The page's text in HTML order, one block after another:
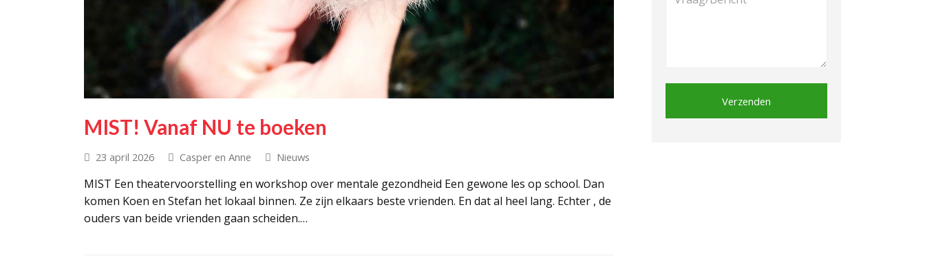
MIST! Vanaf NU te boeken
23 april 2026 Casper en Anne Nieuws
MIST Een theatervoorstelling en workshop over mentale gezondheid Een gewone les op school. Dan
komen Koen en Stefan het lokaal binnen. Ze zijn elkaars beste vrienden. En dat al heel lang. Echter , de
ouders van beide vrienden gaan scheiden.…